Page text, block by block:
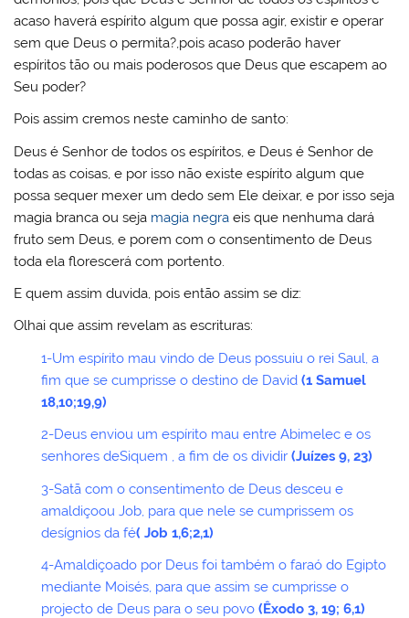
acaso haverá espírito algum que possa agir, existir e operar
sem que Deus o permita?,pois acaso poderão haver
espíritos tão ou mais poderosos que Deus que escapem ao
Seu poder?
Pois assim cremos neste caminho de santo:
Deus é Senhor de todos os espíritos, e Deus é Senhor de
todas as coisas, e por isso não existe espírito algum que
possa sequer mexer um dedo sem Ele deixar, e por isso seja
magia branca ou seja magia negra eis que nenhuma dará
fruto sem Deus, e porem com o consentimento de Deus
toda ela florescerá com portento.
E quem assim duvida, pois então assim se diz:
Olhai que assim revelam as escrituras:
1-Um espírito mau vindo de Deus possuiu o rei Saul, a
fim que se cumprisse o destino de David(1 Samuel
18,10;19,9)
2-Deus enviou um espírito mau entre Abimelec e os
senhores deSiquem , a fim de os dividir(Juízes 9, 23)
3-Satã com o consentimento de Deus desceu e
amaldiçoou Job, para que nele se cumprissem os
desígnios da fé( Job 1,6;2,1)
4-Amaldiçoado por Deus foi também o faraó do Egipto
mediante Moisés, para que assim se cumprisse o
projecto de Deus para o seu povo(Êxodo 3, 19; 6,1)